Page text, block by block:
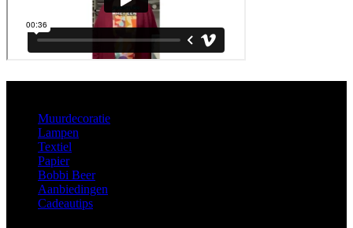
Muurdecoratie
Lampen
Textiel
Papier
Bobbi Beer
Aanbiedingen
Cadeautips